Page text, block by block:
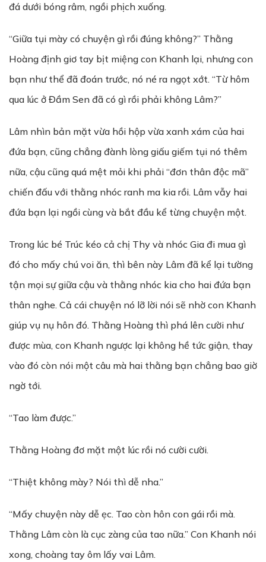
đá dưới bóng râm, ngồi phịch xuống.
“Giữa tụi mày có chuyện gì rồi đúng không?” Thằng
Hoàng định giơ tay bịt miệng con Khanh lại, nhưng con
bạn như thể đã đoán trước, nó né ra ngọt xớt. “Từ hôm
qua lúc ở Đầm Sen đã có gì rồi phải không Lâm?”
Lâm nhìn bản mặt vừa hồi hộp vừa xanh xám của hai
đứa bạn, cũng chẳng đành lòng giấu giếm tụi nó thêm
nữa, cậu cũng quá mệt mỏi khi phải “đơn thân độc mã”
chiến đấu với thằng nhóc ranh ma kia rồi. Lâm vẫy hai
đứa bạn lại ngồi cùng và bắt đầu kể từng chuyện một.
Trong lúc bé Trúc kéo cả chị Thy và nhóc Gia đi mua gì
đó cho mấy chú voi ăn, thì bên này Lâm đã kể lại tường
tận mọi sự giữa cậu và thằng nhóc kia cho hai đứa bạn
thân nghe. Cả cái chuyện nó lỡ lời nói sẽ nhờ con Khanh
giúp vụ nụ hôn đó. Thằng Hoàng thì phá lên cười như
được mùa, con Khanh ngược lại không hề tức giận, thay
vào đó còn nói một câu mà hai thằng bạn chẳng bao giờ
ngờ tới.
“Tao làm được.”
Thằng Hoàng đơ mặt một lúc rồi nó cười cười.
“Thiệt không mày? Nói thì dễ nha.”
“Mấy chuyện này dễ ẹc. Tao còn hôn con gái rồi mà.
Thằng Lâm còn là cục zàng của tao nữa.” Con Khanh nói
xong, choàng tay ôm lấy vai Lâm.